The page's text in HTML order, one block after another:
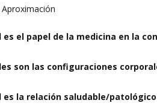
Aproximación
es el papel de la medicina en la
son las configuraciones
es la relación saludable/